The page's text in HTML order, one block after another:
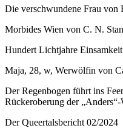
Die verschwundene Frau von
Morbides Wien von C. N.
Hundert Lichtjahre
Maja, 28, w, Werwölfin von
Der Regenbogen führt ins
Rückeroberung der
Der Queertalsbericht 02/2024